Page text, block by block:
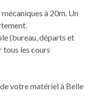
à 20m. Un
(bureau, départs et
tous les cours
votre matériel à Belle